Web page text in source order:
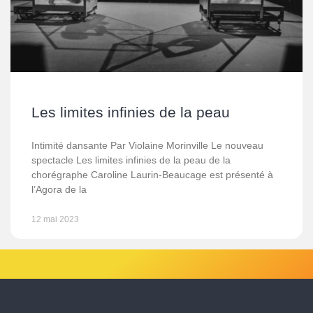
Les limites infinies de la peau
Intimité dansante Par Violaine Morinville Le nouveau
spectacle Les limites infinies de la peau de la
chorégraphe Caroline Laurin-Beaucage est présenté à
l’Agora de la
12 mai 2023